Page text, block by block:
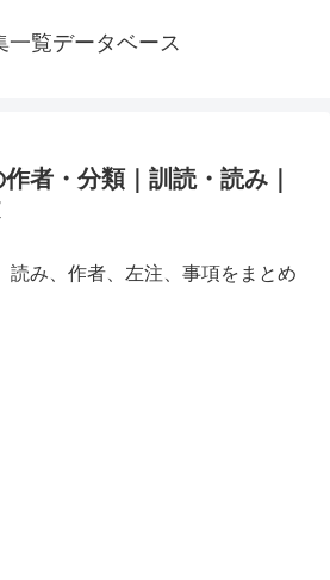
一覧データベース
者・分類｜訓読・読み｜
読み、作者、左注、事項をまとめ